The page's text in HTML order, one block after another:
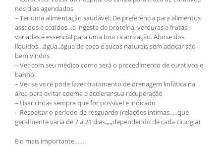
nos dias agendados
– Ter uma alimentação saudável: De preferência para alimentos
assados e cozidos…a ingesta de proteína, verduras e frutas
variadas é essencial para uma boa cicatrização. Abuse dos
líquidos…água..água de coco e sucos naturais sem adoçar são
bem vindos
– Ver com seu médico como será o procedimento de curativos e
banho
– Ver se você pode fazer tratamento de drenagem linfática na
área para evitar edema e acelerar sua recuperação
– Usar cintas sempre que for possível e indicado
– Respeitar o período de resguardo (relações intimas…..que
geralmente varia de 7 a 21 dias,,,,,dependendo de cada cirurgia)
E o mais importante……